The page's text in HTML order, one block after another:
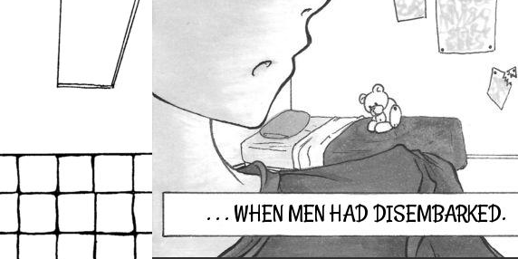
. . . WHEN MEN HAD DISEMBARKED.